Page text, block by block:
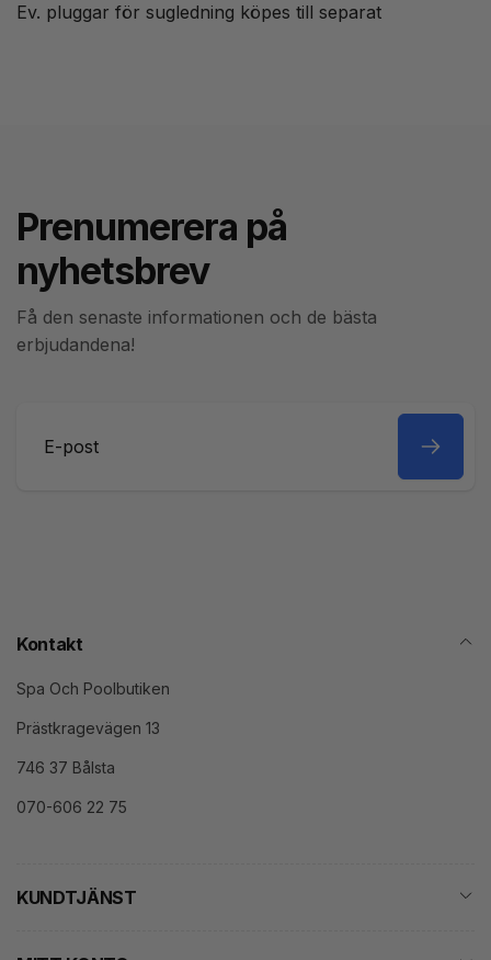
Ev. pluggar för sugledning köpes till separat
Prenumerera på
nyhetsbrev
Få den senaste informationen och de bästa
erbjudandena!
Kontakt
Spa Och Poolbutiken
Prästkragevägen 13
746 37 Bålsta
070-606 22 75
KUNDTJÄNST